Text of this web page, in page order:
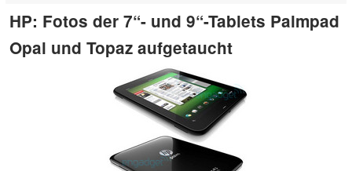
HP: Fotos der 7“- und 9“-Tablets Palmpad
Opal und Topaz aufgetaucht